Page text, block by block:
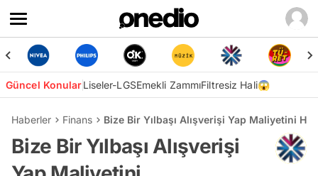
Güncel KonularLiseler-LGSEmekli ZammıFiltresiz Hali😱
Haberler Finans Bize Bir Yılbaşı Alışverişi Yap Maliyetini
Bize Bir Yılbaşı Alışverişi